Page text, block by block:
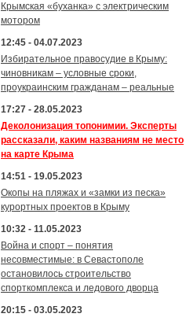
Крымская «буханка» с электрическим
мотором
12:45 - 04.07.2023
Избирательное правосудие в Крыму:
чиновникам – условные сроки,
проукраинским гражданам – реальные
17:27 - 28.05.2023
Деколонизация топонимии. Эксперты
рассказали, каким названиям не место
на карте Крыма
14:51 - 19.05.2023
Окопы на пляжах и «замки из песка»
курортных проектов в Крыму
10:32 - 11.05.2023
Война и спорт – понятия
несовместимые: в Севастополе
остановилось строительство
спорткомплекса и ледового дворца
20:15 - 03.05.2023